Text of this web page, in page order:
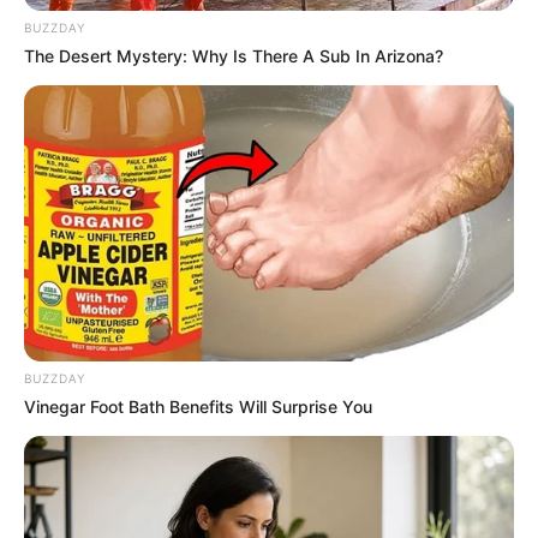
BUZZDAY
The Desert Mystery: Why Is There A Sub In Arizona?
BUZZDAY
Vinegar Foot Bath Benefits Will Surprise You